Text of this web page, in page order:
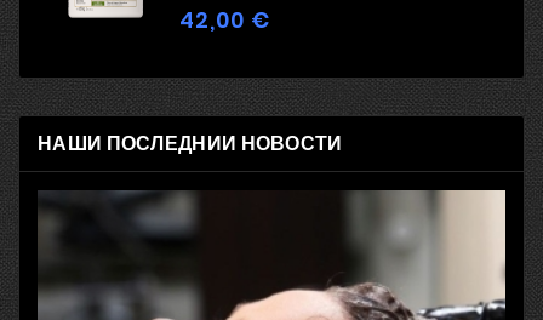
42,00 €Цена
НАШИ ПОСЛЕДНИИ НОВОСТИ